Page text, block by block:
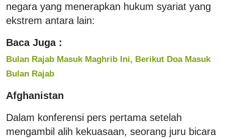
negara yang menerapkan hukum syariat yang
ekstrem antara lain:
Baca Juga :
Bulan Rajab Masuk Maghrib Ini, Berikut Doa Masuk
Bulan Rajab
Afghanistan
Dalam konferensi pers pertama setelah
mengambil alih kekuasaan, seorang juru bicara